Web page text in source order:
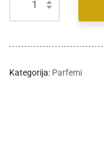
Kategorija: Parfemi